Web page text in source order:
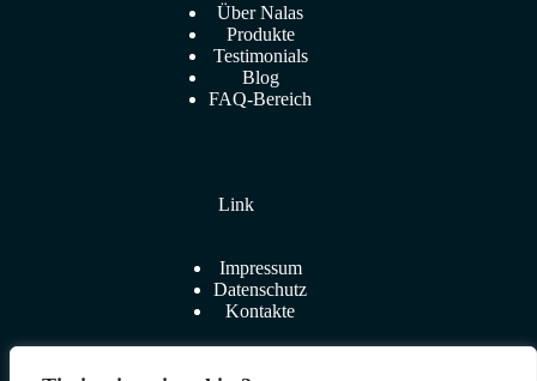
Über Nalas
Produkte
Testimonials
Blog
FAQ-Bereich
Link
Impressum
Datenschutz
Kontakte